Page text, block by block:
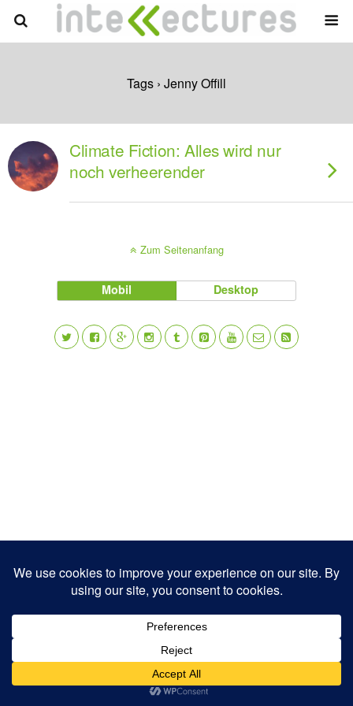
Tags › Jenny Offill
Climate Fiction: Alles wird nur
noch verheerender
Zum Seitenanfang
Mobil Desktop